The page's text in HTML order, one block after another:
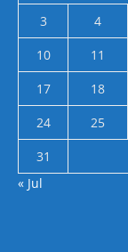
3
4
10
11
17
18
24
25
31
« Jul